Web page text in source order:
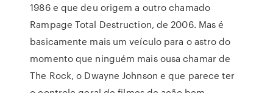
1986 e que deu origem a outro chamado
Rampage Total Destruction, de 2006. Mas é
basicamente mais um veículo para o astro do
momento que ninguém mais ousa chamar de
The Rock, o Dwayne Johnson e que parece ter